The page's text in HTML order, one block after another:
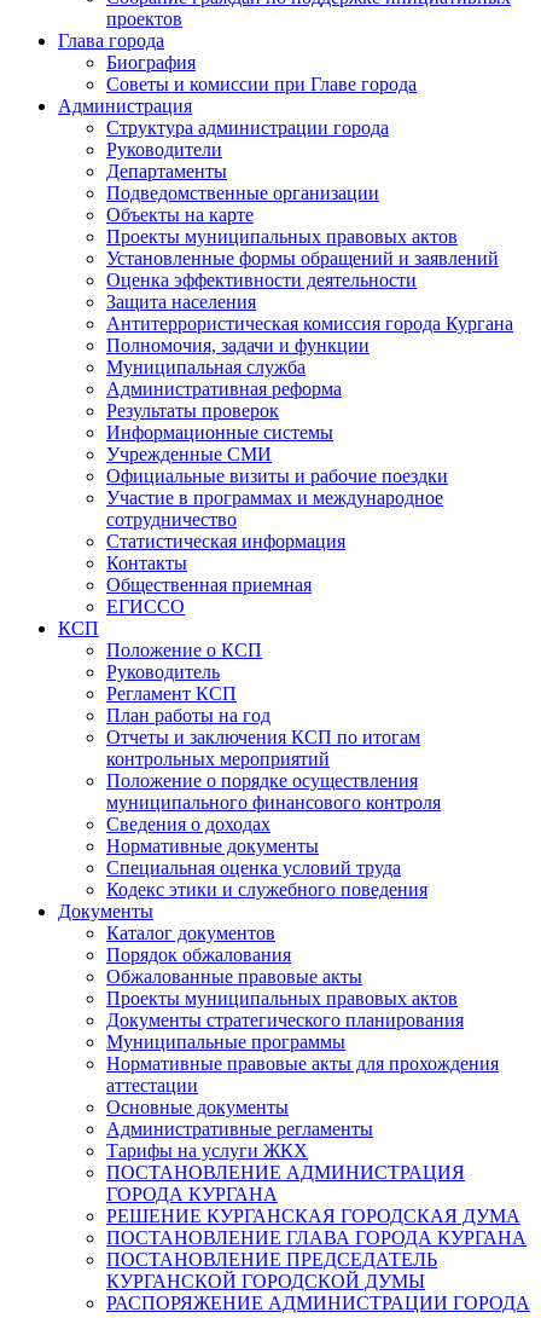
проектов
Глава города
Биография
Советы и комиссии при Главе города
Администрация
Структура администрации города
Руководители
Департаменты
Подведомственные организации
Объекты на карте
Проекты муниципальных правовых актов
Установленные формы обращений и заявлений
Оценка эффективности деятельности
Защита населения
Антитеррористическая комиссия города Кургана
Полномочия, задачи и функции
Муниципальная служба
Административная реформа
Результаты проверок
Информационные системы
Учрежденные СМИ
Официальные визиты и рабочие поездки
Участие в программах и международное
сотрудничество
Статистическая информация
Контакты
Общественная приемная
ЕГИССО
КСП
Положение о КСП
Руководитель
Регламент КСП
План работы на год
Отчеты и заключения КСП по итогам
контрольных мероприятий
Положение о порядке осуществления
муниципального финансового контроля
Сведения о доходах
Нормативные документы
Специальная оценка условий труда
Кодекс этики и служебного поведения
Документы
Каталог документов
Порядок обжалования
Обжалованные правовые акты
Проекты муниципальных правовых актов
Документы стратегического планирования
Муниципальные программы
Нормативные правовые акты для прохождения
аттестации
Основные документы
Административные регламенты
Тарифы на услуги ЖКХ
ПОСТАНОВЛЕНИЕ АДМИНИСТРАЦИЯ
ГОРОДА КУРГАНА
РЕШЕНИЕ КУРГАНСКАЯ ГОРОДСКАЯ ДУМА
ПОСТАНОВЛЕНИЕ ГЛАВА ГОРОДА КУРГАНА
ПОСТАНОВЛЕНИЕ ПРЕДСЕДАТЕЛЬ
КУРГАНСКОЙ ГОРОДСКОЙ ДУМЫ
РАСПОРЯЖЕНИЕ АДМИНИСТРАЦИИ ГОРОДА